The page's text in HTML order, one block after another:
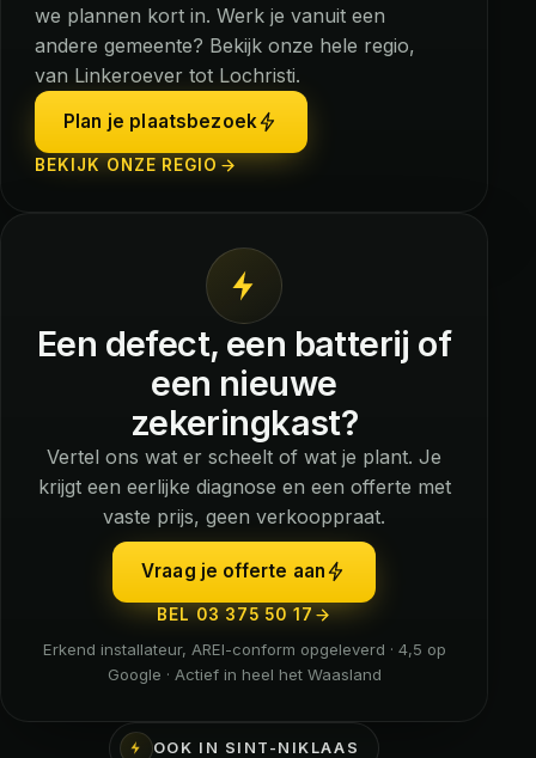
we plannen kort in. Werk je vanuit een
andere gemeente? Bekijk onze hele regio,
van Linkeroever tot Lochristi.
Plan je plaatsbezoek
BEKIJK ONZE REGIO
Een defect, een batterij of
een nieuwe
zekeringkast?
Vertel ons wat er scheelt of wat je plant. Je
krijgt een eerlijke diagnose en een offerte met
vaste prijs, geen verkooppraat.
Vraag je offerte aan
BEL 03 375 50 17
Erkend installateur, AREI-conform opgeleverd · 4,5 op
Google · Actief in heel het Waasland
OOK IN SINT-NIKLAAS